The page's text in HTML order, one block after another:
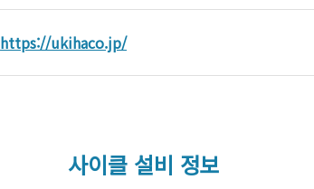
https://ukihaco.jp/
사이클 설비 정보